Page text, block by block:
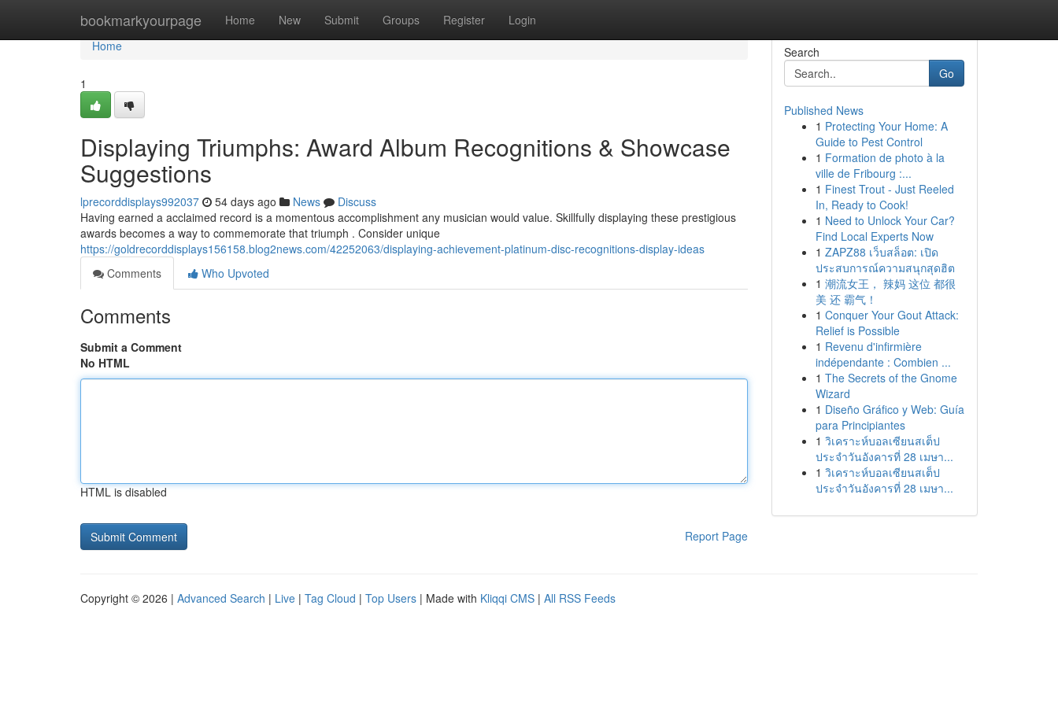
bookmarkyourpage Home New Submit Groups Register Login
Home
Home
1
Displaying Triumphs: Award Album Recognitions & Showcase
Suggestions
lprecorddisplays992037 54 days ago News
Discuss
Having earned a acclaimed record is a momentous accomplishment any musician would value. Skillfully displaying these prestigious
awards becomes a way to commemorate that triumph . Consider unique
https://goldrecorddisplays156158.blog2news.com/42252063/displaying-achievement-platinum-disc-recognitions-display-ideas
Comments
Who Upvoted
Comments
Submit a Comment
No HTML
HTML is disabled
Report Page
Search
Go
Published News
1 Protecting Your Home: A
Guide to Pest Control
1 Formation de photo à la
ville de Fribourg :...
1 Finest Trout - Just Reeled
In, Ready to Cook!
1 Need to Unlock Your Car?
Find Local Experts Now
1 ZAPZ88 เว็บสล็อต: เปิด
ประสบการณ์ความสนุกสุดฮิต
1 潮流女王， 辣妈 这位 都很
美 还 霸气！
1 Conquer Your Gout Attack:
Relief is Possible
1 Revenu d'infirmière
indépendante : Combien ...
1 The Secrets of the Gnome
Wizard
1 Diseño Gráfico y Web: Guía
para Principiantes
1 วิเคราะห์บอลเซียนสเต็ป
ประจำวันอังคารที่ 28 เมษา...
1 วิเคราะห์บอลเซียนสเต็ป
ประจำวันอังคารที่ 28 เมษา...
Copyright © 2026 | Advanced Search | Live | Tag Cloud | Top Users | Made with Kliqqi CMS | All RSS Feeds